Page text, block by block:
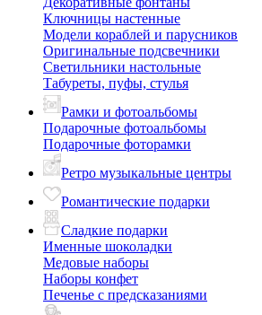
Ключницы настенные
Модели кораблей и парусников
Оригинальные подсвечники
Светильники настольные
Табуреты, пуфы, стулья
Рамки и фотоальбомы
Подарочные фотоальбомы
Подарочные фоторамки
Ретро музыкальные центры
Романтические подарки
Сладкие подарки
Именные шоколадки
Медовые наборы
Наборы конфет
Печенье с предсказаниями